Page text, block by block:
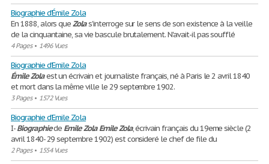
Biographie d'Émile Zola
En 1888, alors queZolas'interroge sur le sens de son existence à la veille
de la cinquantaine, sa vie bascule brutalement. N'avait-il pas soufflé
4 Pages• 1496 Vues
Biographie d'Emile Zola
ÉmileZolaest un écrivain et journaliste français, né à Paris le 2 avril 1840
et mort dans la même ville le 29 septembre 1902.
3 Pages• 1572 Vues
Biographie d’Emile Zola
I-Biographiede EmileZola EmileZola, écrivain français du 19eme siècle (2
avril 1840- 29 septembre 1902) est consideré le chef de file du
2 Pages• 1554 Vues